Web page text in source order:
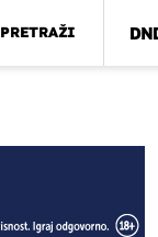
PRETRAŽI